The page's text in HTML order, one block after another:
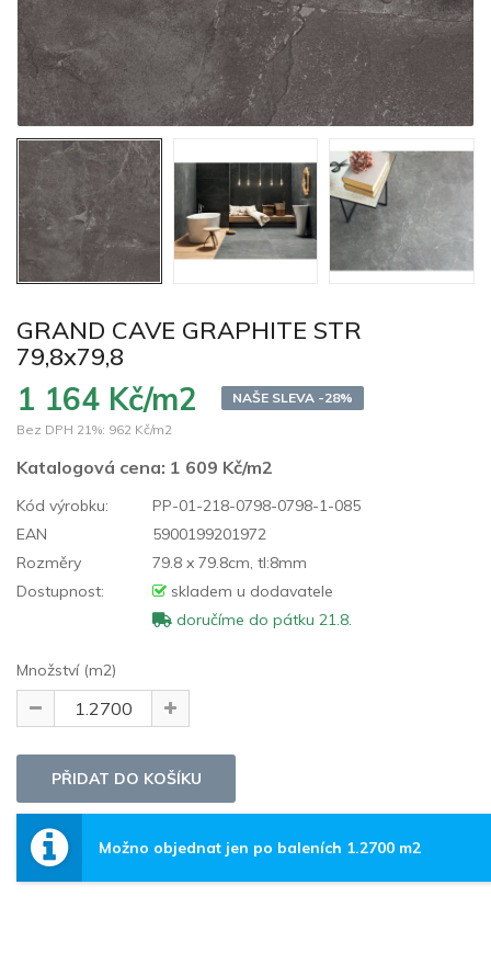
GRAND CAVE GRAPHITE STR
79,8x79,8
1 164 Kč/m2
NAŠE SLEVA -28%
Bez DPH 21%: 962 Kč/m2
Katalogová cena: 1 609 Kč/m2
Kód výrobku:
PP-01-218-0798-0798-1-085
EAN
5900199201972
Rozměry
79.8 x 79.8cm, tl:8mm
Dostupnost:
skladem u dodavatele
doručíme do pátku 21.8.
Množství (m2)
Možno objednat jen po baleních 1.2700 m2